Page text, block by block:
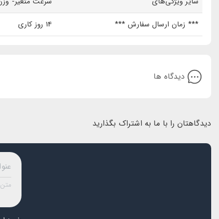
*** زمان ارسال سفارش ***
14 روز کاری
دیدگاه ها
دیدگاهتان را با ما به اشتراک بگذارید